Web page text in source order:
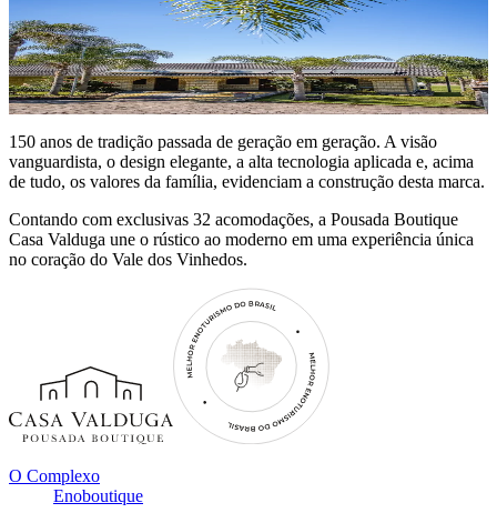
POUSADA PREMIVM Reservar
POUSADA RAÍZES Reservar
POUSADA STORIA Reservar
POUSADA GRAN Reservar
POUSADA LEOPOLDINA Reservar
150 anos de tradição passada de geração em geração. A visão
vanguardista, o design elegante, a alta tecnologia aplicada e, acima
de tudo, os valores da família, evidenciam a construção desta marca.
Contando com exclusivas 32 acomodações, a Pousada Boutique
Casa Valduga une o rústico ao moderno em uma experiência única
no coração do Vale dos Vinhedos.
O Complexo
Enoboutique